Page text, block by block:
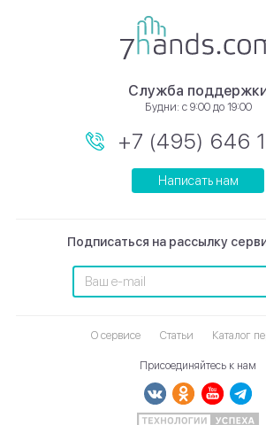
Подписаться на рассылку
Служба
Будни: с 9:00 до 19:00
+7 (495) 646
Написать нам
О сервисе Статьи Каталог
Присоединяйтесь к нам